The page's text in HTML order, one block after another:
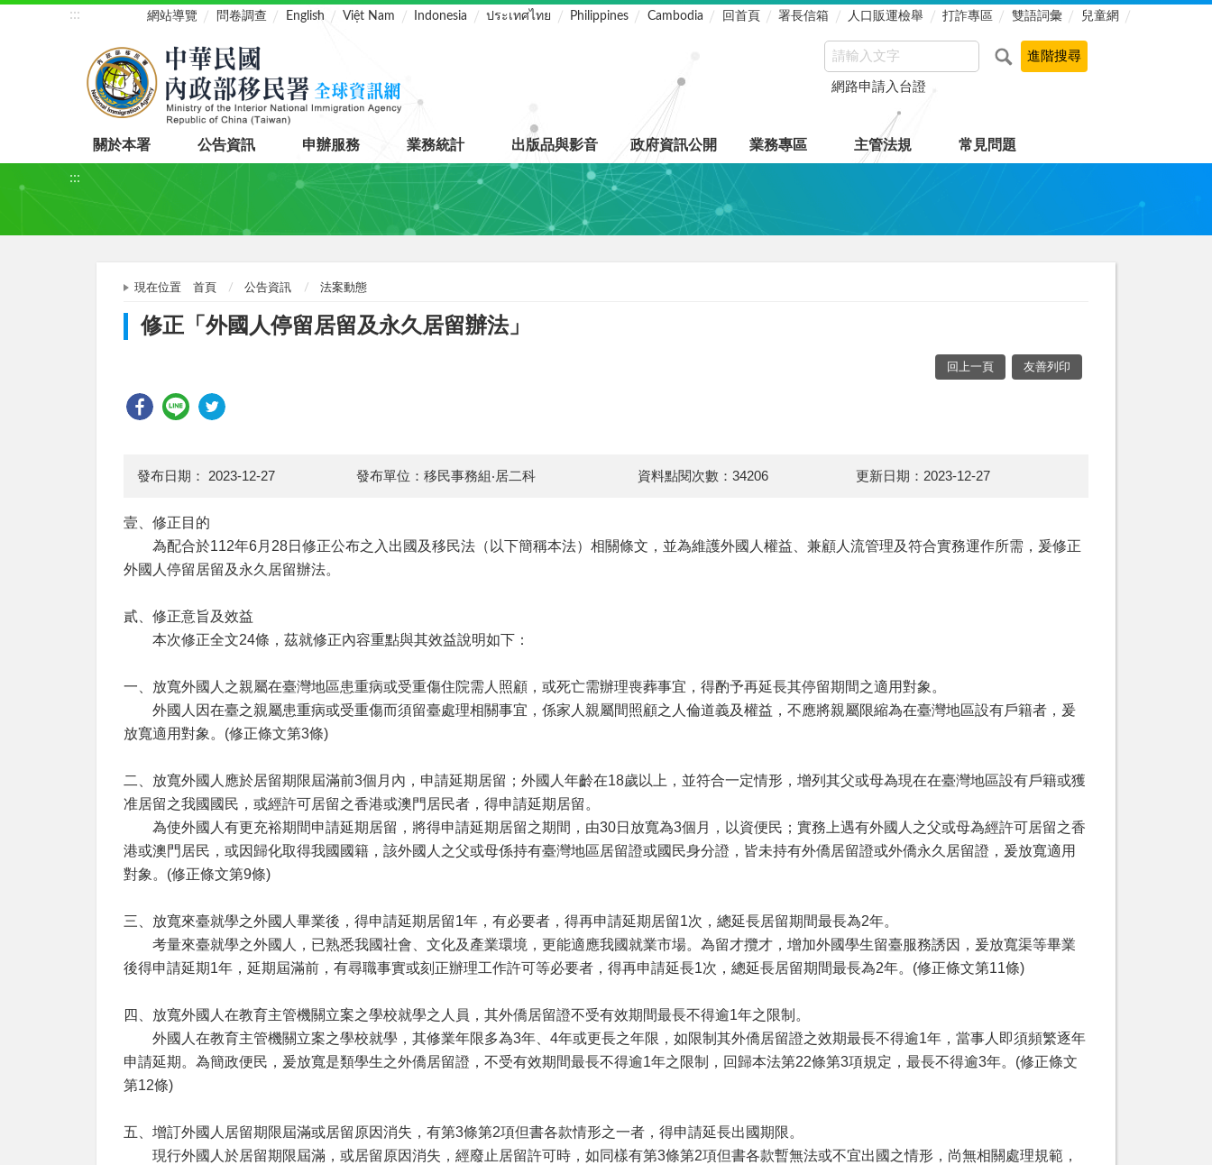
::: 網站導覽 問卷調查 English Việt Nam Indonesia ประเทศไทย Philippines Cambodia 回首頁 署長信箱 人口販運檢舉 打詐專區 雙語詞彙 兒童網
網路申請入台證
關於本署 公告資訊 申辦服務 業務統計 出版品與影音 政府資訊公開 業務專區 主管法規 常見問題
:::
現在位置 首頁 公告資訊 法案動態
修正「外國人停留居留及永久居留辦法」
回上一頁 友善列印
發布日期： 2023-12-27 發布單位：移民事務組‧居二科 資料點閱次數：34206 更新日期：2023-12-27
壹、修正目的
為配合於112年6月28日修正公布之入出國及移民法（以下簡稱本法）相關條文，並為維護外國人權益、兼顧人流管理及符合實務運作所需，爰修正
外國人停留居留及永久居留辦法。
貳、修正意旨及效益
本次修正全文24條，茲就修正內容重點與其效益說明如下：
一、放寬外國人之親屬在臺灣地區患重病或受重傷住院需人照顧，或死亡需辦理喪葬事宜，得酌予再延長其停留期間之適用對象。
外國人因在臺之親屬患重病或受重傷而須留臺處理相關事宜，係家人親屬間照顧之人倫道義及權益，不應將親屬限縮為在臺灣地區設有戶籍者，爰
放寬適用對象。(修正條文第3條)
二、放寬外國人應於居留期限屆滿前3個月內，申請延期居留；外國人年齡在18歲以上，並符合一定情形，增列其父或母為現在在臺灣地區設有戶籍或獲
准居留之我國國民，或經許可居留之香港或澳門居民者，得申請延期居留。
為使外國人有更充裕期間申請延期居留，將得申請延期居留之期間，由30日放寬為3個月，以資便民；實務上遇有外國人之父或母為經許可居留之香
港或澳門居民，或因歸化取得我國國籍，該外國人之父或母係持有臺灣地區居留證或國民身分證，皆未持有外僑居留證或外僑永久居留證，爰放寬適用
對象。(修正條文第9條)
三、放寬來臺就學之外國人畢業後，得申請延期居留1年，有必要者，得再申請延期居留1次，總延長居留期間最長為2年。
考量來臺就學之外國人，已熟悉我國社會、文化及產業環境，更能適應我國就業市場。為留才攬才，增加外國學生留臺服務誘因，爰放寬渠等畢業
後得申請延期1年，延期屆滿前，有尋職事實或刻正辦理工作許可等必要者，得再申請延長1次，總延長居留期間最長為2年。(修正條文第11條)
四、放寬外國人在教育主管機關立案之學校就學之人員，其外僑居留證不受有效期間最長不得逾1年之限制。
外國人在教育主管機關立案之學校就學，其修業年限多為3年、4年或更長之年限，如限制其外僑居留證之效期最長不得逾1年，當事人即須頻繁逐年
申請延期。為簡政便民，爰放寬是類學生之外僑居留證，不受有效期間最長不得逾1年之限制，回歸本法第22條第3項規定，最長不得逾3年。(修正條文
第12條)
五、增訂外國人居留期限屆滿或居留原因消失，有第3條第2項但書各款情形之一者，得申請延長出國期限。
現行外國人於居留期限屆滿，或居留原因消失，經廢止居留許可時，如同樣有第3條第2項但書各款暫無法或不宜出國之情形，尚無相關處理規範，